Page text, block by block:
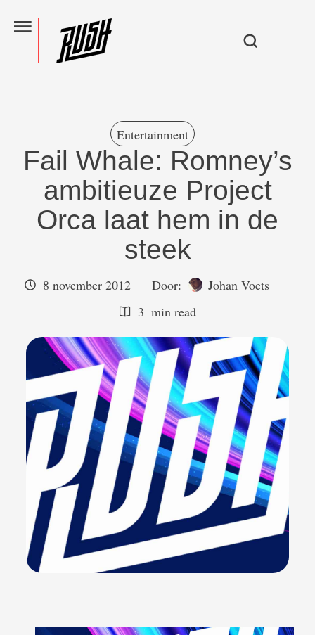
Entertainment
Fail Whale: Romney’s
ambitieuze Project
Orca laat hem in de
steek
8 november 2012 Door:
Johan Voets
3 min read